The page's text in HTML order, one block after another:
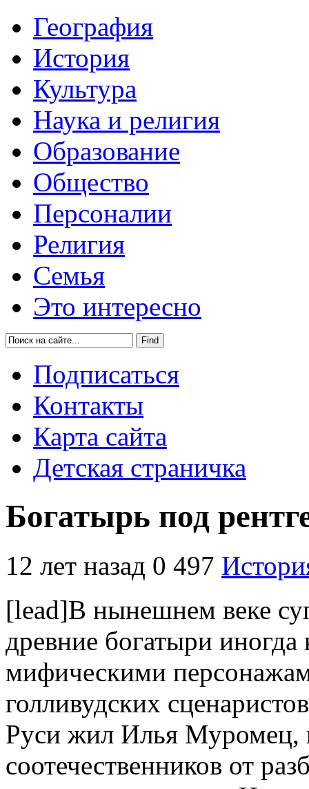
География
История
Культура
Наука и религия
Образование
Общество
Персоналии
Религия
Семья
Это интересно
Подписаться
Контакты
Карта сайта
Детская страничка
Богатырь под
12 лет назад 0 497
[lead]В нынешнем веке
древние богатыри
мифическими
голливудских
Руси жил Илья Муромец,
соотечественников от